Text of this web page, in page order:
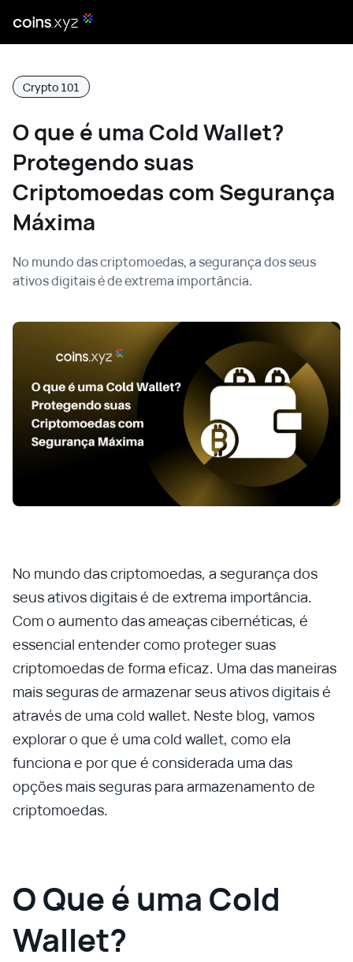
Crypto 101
O que é uma Cold Wallet?
Protegendo suas
Criptomoedas com Segurança
Máxima
No mundo das criptomoedas, a segurança dos seus
ativos digitais é de extrema importância.
No mundo das criptomoedas, a segurança dos
seus ativos digitais é de extrema importância.
Com o aumento das ameaças cibernéticas, é
essencial entender como proteger suas
criptomoedas de forma eficaz. Uma das maneiras
mais seguras de armazenar seus ativos digitais é
através de uma cold wallet. Neste blog, vamos
explorar o que é uma cold wallet, como ela
funciona e por que é considerada uma das
opções mais seguras para armazenamento de
criptomoedas.
O Que é uma Cold
Wallet?